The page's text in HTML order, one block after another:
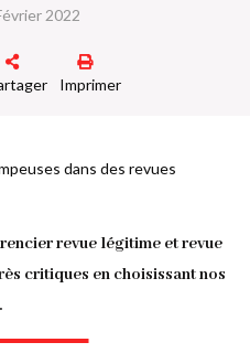
2022
Imprimer
dans des revues
revue légitime et revue
critiques en choisissant nos